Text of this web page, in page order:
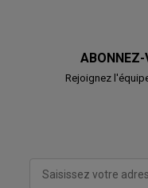
ABONNEZ-
Rejoignez